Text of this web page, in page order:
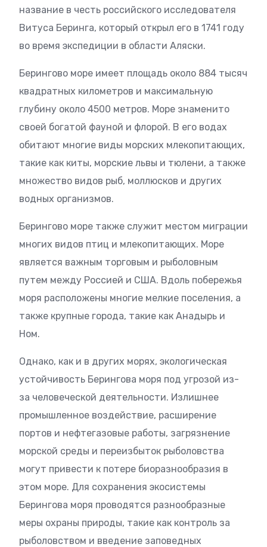
название в честь российского исследователя
Витуса Беринга, который открыл его в 1741 году
во время экспедиции в области Аляски.
Берингово море имеет площадь около 884 тысяч
квадратных километров и максимальную
глубину около 4500 метров. Море знаменито
своей богатой фауной и флорой. В его водах
обитают многие виды морских млекопитающих,
такие как киты, морские львы и тюлени, а также
множество видов рыб, моллюсков и других
водных организмов.
Берингово море также служит местом миграции
многих видов птиц и млекопитающих. Море
является важным торговым и рыболовным
путем между Россией и США. Вдоль побережья
моря расположены многие мелкие поселения, а
также крупные города, такие как Анадырь и
Ном.
Однако, как и в других морях, экологическая
устойчивость Берингова моря под угрозой из-
за человеческой деятельности. Излишнее
промышленное воздействие, расширение
портов и нефтегазовые работы, загрязнение
морской среды и переизбыток рыболовства
могут привести к потере биоразнообразия в
этом море. Для сохранения экосистемы
Берингова моря проводятся разнообразные
меры охраны природы, такие как контроль за
рыболовством и введение заповедных